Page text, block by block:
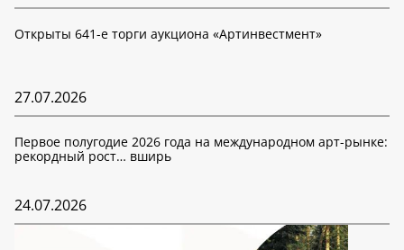
Открыты 641-е торги аукциона «Артинвестмент»
27.07.2026
Первое полугодие 2026 года на международном арт-рынке:
рекордный рост… вширь
24.07.2026